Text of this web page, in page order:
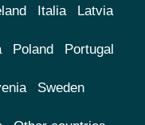
Italia Latvia
Poland Portugal
Sweden